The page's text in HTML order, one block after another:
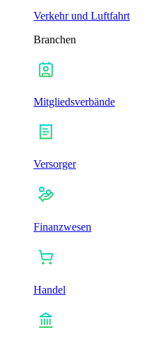
Verkehr und Luftfahrt
Branchen
Mitgliedsverbände
Versorger
Finanzwesen
Handel